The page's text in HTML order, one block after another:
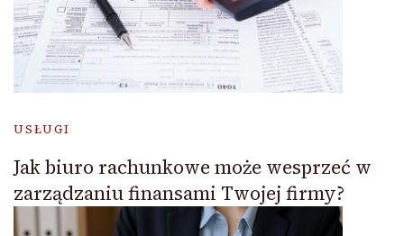
USŁUGI
Jak biuro rachunkowe może wesprzeć w
zarządzaniu finansami Twojej firmy?